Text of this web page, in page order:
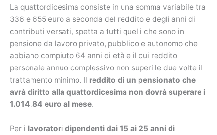
La quattordicesima consiste in una somma variabile tra
336 e 655 euro a seconda del reddito e degli anni di
contributi versati, spetta a tutti quelli che sono in
pensione da lavoro privato, pubblico e autonomo che
abbiano compiuto 64 anni di età e il cui reddito
personale annuo complessivo non superi le due volte il
trattamento minimo. Il reddito di un pensionato che
avrà diritto alla quattordicesima non dovrà superare i
1.014,84 euro al mese.
Per i lavoratori dipendenti dai 15 ai 25 anni di